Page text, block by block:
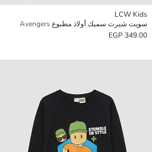
LCW Kids
سويت شيرت سميك أولاد مطبوع Avengers
349.00 EGP